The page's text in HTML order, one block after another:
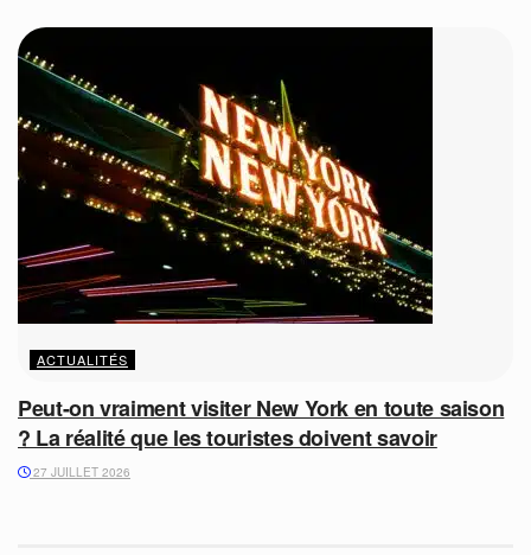
ACTUALITÉS
Peut-on vraiment visiter New York en toute saison
? La réalité que les touristes doivent savoir
27 JUILLET 2026